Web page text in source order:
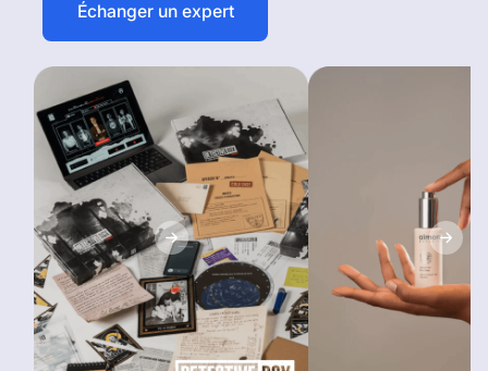
Échanger un expert